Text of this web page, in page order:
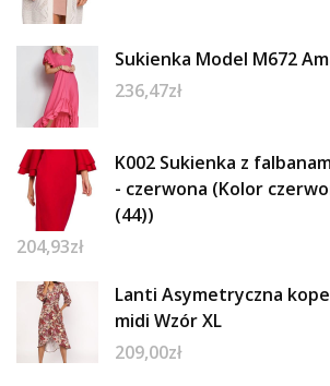
Sukienka Model M672
236,47zł
K002 Sukienka z
- czerwona (Kolor
(44))
204,93zł
Lanti Asymetryczna
midi Wzór XL
209,00zł